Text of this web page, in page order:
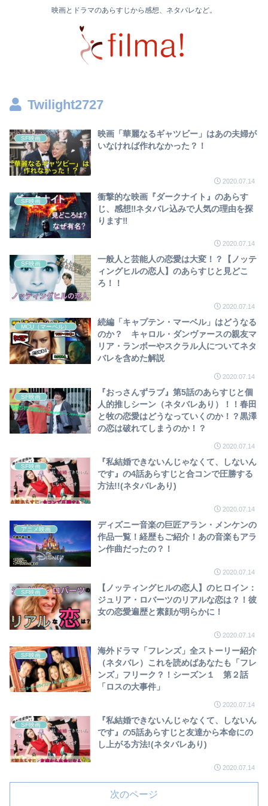
映画とドラマのあらすじから感想、ネタバレなど。
Twilight2727
SF映画
映画「華麗なるギャツビー」はあの夫婦が
いなければ作れなかった？！
2020.07.14
SF映画
衝撃的な映画『ダークナイト』のあらす
じ、感想‼ネタバレ込みで人気の理由を探
ります‼
2020.07.14
SF映画
一般人と芸能人の恋愛は大変！？【ノッテ
ィングヒルの恋人】のあらすじと見どこ
ろ！！
2020.07.14
MCU（マーベル）
続編「キャプテン・マーベル」はどうなる
のか？ キャロル・ダンヴァースの親友マ
リア・ランボーやスクラル人についてネタ
バレを含めた解説
2020.07.14
SF映画
『おっさんずラブ』第5話のあらすじと個
人的推しシーン（ネタバレあり）！！春田
と牧の恋愛はどうなっていくのか！？黒澤
の恋は破れてしまうのか！？
2020.07.14
SF映画
『私結婚できないんじゃなくて、しないん
です』の4話あらすじと合コンで圧勝する
方法!!(ネタバレあり)
2020.07.14
アニメ映画
ディズニー音楽の巨匠アラン・メンケンの
作品一覧！経歴もご紹介！あの音楽もアラ
ン作曲だったの？！
2020.07.14
SF映画
【ノッティングヒルの恋人】のヒロイン：
ジュリア・ロバーツのリアルな恋は？！彼
女の恋愛遍歴と素顔が明らかに！
2020.07.14
SF映画
海外ドラマ「フレンズ」全ストーリー紹介
（ネタバレ）これを読めばあなたも「フレ
ンズ」フリーク？！シーズン１ 第２話
「ロスの大事件」
2020.07.14
SF映画
『私結婚できないんじゃなくて、しないん
です』の5話あらすじと友達から本命にの
し上がる方法!(ネタバレあり)
2020.07.14
次のページ